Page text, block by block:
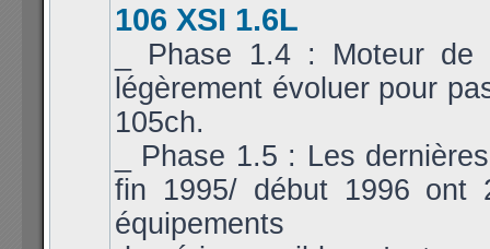
106 XSI 1.6L
_ Phase 1.4 : Moteur
légèrement évoluer pour
105ch.
_ Phase 1.5 : Les
fin 1995/ début 1996 ont
équipements